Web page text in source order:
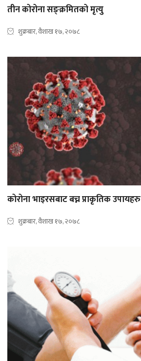
तीन कोरोना सङ्क्रमितको मृत्यु
शुक्रबार, वैशाख १७, २०७८
कोरोना भाइरसबाट बच्न प्राकृतिक उपायहरु
शुक्रबार, वैशाख १७, २०७८